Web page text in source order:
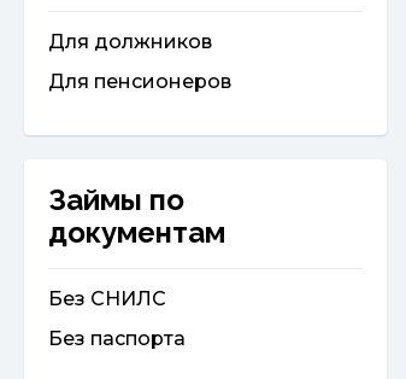
Для должников
Для пенсионеров
Займы по
документам
Без СНИЛС
Без паспорта